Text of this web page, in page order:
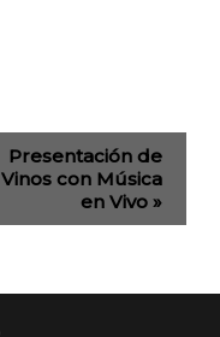
Presentación de
Vinos con Música
en Vivo »